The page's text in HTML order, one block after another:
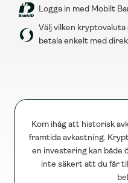
Logga in med Mobilt
Välj vilken kryptovaluta
betala enkelt med
Kom ihåg att historisk
framtida avkastning.
en investering kan både
inte säkert att du får